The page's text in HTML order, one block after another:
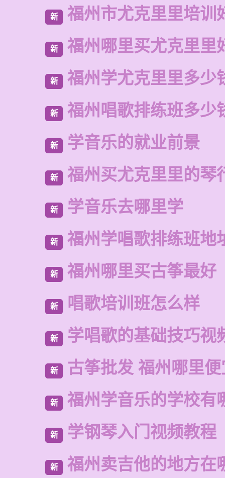
新 福州市尤克里里培训
新 福州哪里买尤克里里
新 福州学尤克里里多少
新 福州唱歌排练班多少
新 学音乐的就业前景
新 福州买尤克里里的琴
新 学音乐去哪里学
新 福州学唱歌排练班地
新 福州哪里买古筝最好
新 唱歌培训班怎么样
新 学唱歌的基础技巧视
新 古筝批发 福州哪里
新 福州学音乐的学校有
新 学钢琴入门视频教程
新 福州卖吉他的地方在